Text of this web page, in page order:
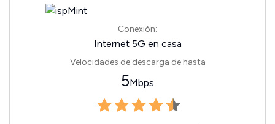
Conexión:
Internet 5G en casa
Velocidades de descarga de hasta
5Mbps